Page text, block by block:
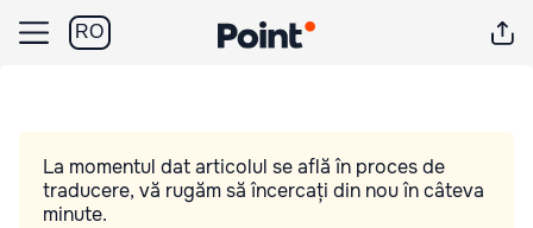
RO
La momentul dat articolul se află în proces de
traducere, vă rugăm să încercați din nou în câteva
minute.